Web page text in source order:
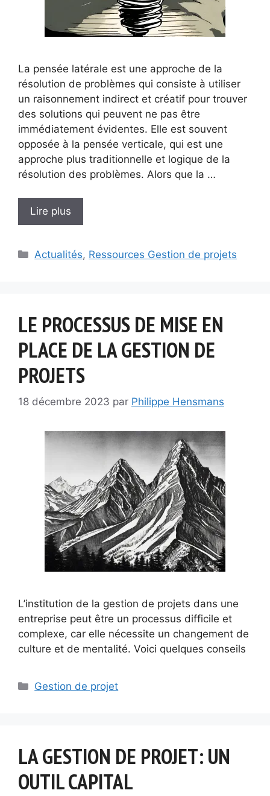
La pensée latérale est une approche de la
résolution de problèmes qui consiste à utiliser
un raisonnement indirect et créatif pour trouver
des solutions qui peuvent ne pas être
immédiatement évidentes. Elle est souvent
opposée à la pensée verticale, qui est une
approche plus traditionnelle et logique de la
résolution des problèmes. Alors que la …
Lire plus
Catégories
Actualités, Ressources Gestion de projets
LE PROCESSUS DE MISE EN
PLACE DE LA GESTION DE
PROJETS
18 décembre 2023 par Philippe Hensmans
L’institution de la gestion de projets dans une
entreprise peut être un processus difficile et
complexe, car elle nécessite un changement de
culture et de mentalité. Voici quelques conseils
Catégories
Gestion de projet
LA GESTION DE PROJET: UN
OUTIL CAPITAL